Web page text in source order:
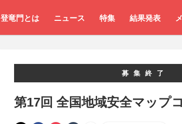
登竜門とは ニュース 特集 結果発表
募集終了
第17回 全国地域安全マップ